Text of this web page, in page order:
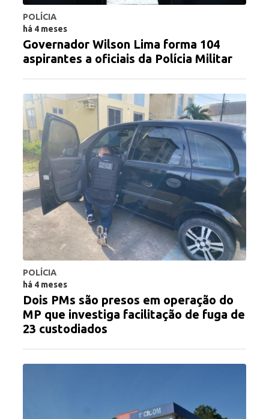
POLÍCIA
há 4 meses
Governador Wilson Lima forma 104
aspirantes a oficiais da Polícia Militar
POLÍCIA
há 4 meses
Dois PMs são presos em operação do
MP que investiga facilitação de fuga de
23 custodiados